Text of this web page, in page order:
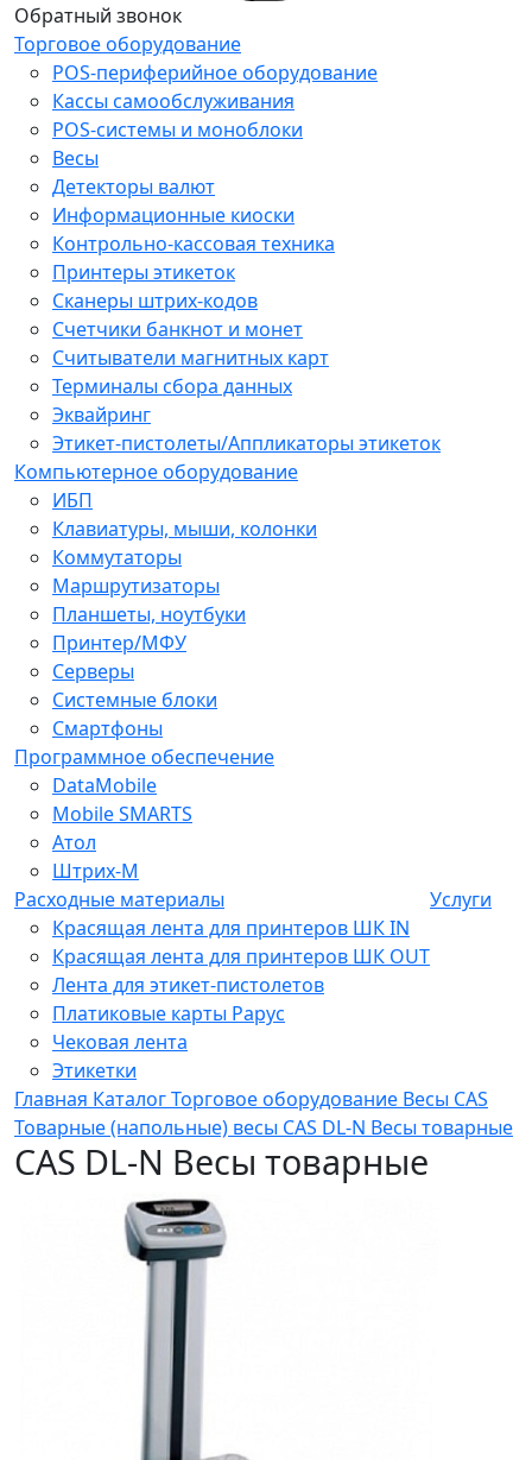
Обратный звонок
Торговое оборудование
POS-периферийное оборудование
Кассы самообслуживания
POS-системы и моноблоки
Весы
Детекторы валют
Информационные киоски
Контрольно-кассовая техника
Принтеры этикеток
Сканеры штрих-кодов
Счетчики банкнот и монет
Считыватели магнитных карт
Терминалы сбора данных
Эквайринг
Этикет-пистолеты/Аппликаторы этикеток
Компьютерное оборудование
ИБП
Клавиатуры, мыши, колонки
Коммутаторы
Маршрутизаторы
Планшеты, ноутбуки
Принтер/МФУ
Серверы
Системные блоки
Смартфоны
Программное обеспечение
DataMobile
Mobile SMARTS
Атол
Штрих-М
Расходные материалы
Красящая лента для принтеров ШК IN
Красящая лента для принтеров ШК OUT
Лента для этикет-пистолетов
Платиковые карты Рарус
Чековая лента
Этикетки
Услуги
Главная КаталогТорговое оборудование Весы CAS
Товарные (напольные) весы CAS DL-N Весы товарные
CAS DL-N Весы товарные